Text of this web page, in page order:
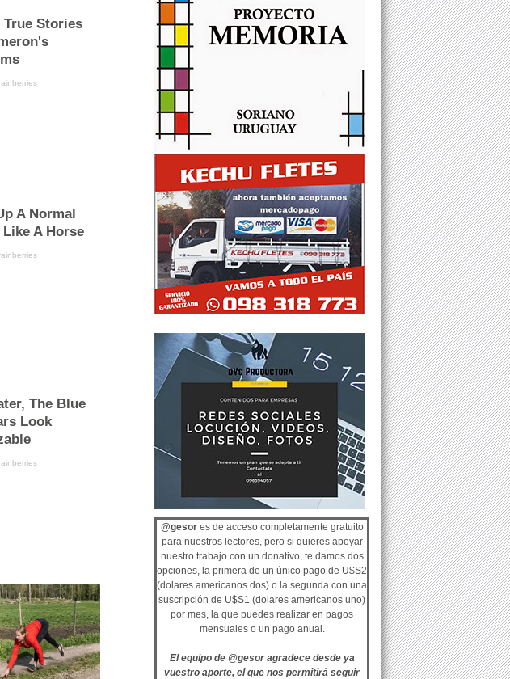
@gesores de acceso completamente gratuito
para nuestros lectores, pero si quieres apoyar
nuestro trabajo con un donativo, te damos dos
opciones, la primera de un único pago de U$S2
(dolares americanos dos) o la segunda con una
suscripción de U$S1 (dolares americanos uno)
por mes, la que puedes realizar en pagos
mensuales o un pago anual.
El equipo de @gesor agradece desde ya
vuestro aporte, el que nos permitirá seguir